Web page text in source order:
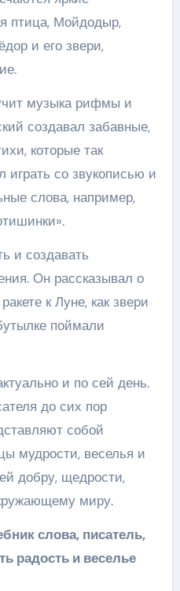
птица, Мойдодыр,
и его звери,
музыка рифмы и
создавал забавные,
которые так
играть со звукописью и
слова, например,
и создавать
Он рассказывал о
к Луне, как звери
поймали
и по сей день.
до сих пор
собой
мудрости, веселья и
добру, щедрости,
миру.
слова, писатель,
радость и веселье